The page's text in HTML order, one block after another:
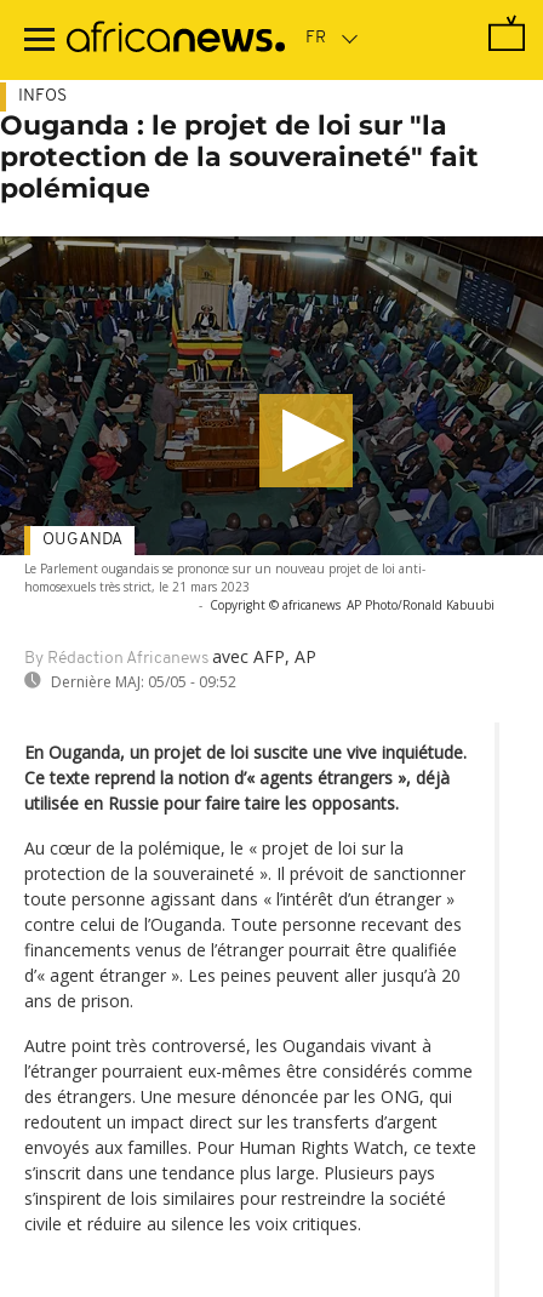
contenu
INFOS
Ouganda : le projet de loi sur "la
protection de la souveraineté" fait
polémique
Le Parlement ougandais se prononce sur un nouveau projet de loi anti-
homosexuels très strict, le 21 mars 2023
- Copyright © africanews AP Photo/Ronald Kabuubi
By Rédaction Africanews avec AFP, AP
Dernière MAJ: 05/05 - 09:52
OUGANDA
En Ouganda, un projet de loi suscite une vive inquiétude.
Ce texte reprend la notion d’« agents étrangers », déjà
utilisée en Russie pour faire taire les opposants.
Au cœur de la polémique, le « projet de loi sur la
protection de la souveraineté ». Il prévoit de sanctionner
toute personne agissant dans « l’intérêt d’un étranger »
contre celui de l’Ouganda. Toute personne recevant des
financements venus de l’étranger pourrait être qualifiée
d’« agent étranger ». Les peines peuvent aller jusqu’à 20
ans de prison.
Autre point très controversé, les Ougandais vivant à
l’étranger pourraient eux-mêmes être considérés comme
des étrangers. Une mesure dénoncée par les ONG, qui
redoutent un impact direct sur les transferts d’argent
envoyés aux familles. Pour Human Rights Watch, ce texte
s’inscrit dans une tendance plus large. Plusieurs pays
s’inspirent de lois similaires pour restreindre la société
civile et réduire au silence les voix critiques.